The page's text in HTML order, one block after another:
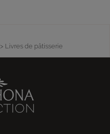
> Livres de pâtisserie